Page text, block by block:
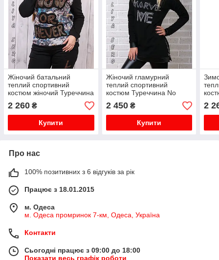
Жіночий батальний
теплий спортивний
костюм жіночий Туреччина
сірий No 8851
2 260 ₴
Купити
Жіночий гламурний
теплий спортивний
костюм Туреччина No
8849 чорний
2 450₴
Купити
No
2
Про нас
100% позитивних з 6 відгуків за рік
Працює з 18.01.2015
м. Одеса
м. Одеса промринок 7-км, Одеса, Україна
Контакти
Сьогодні працює з 09:00 до 18:00
Показати весь графік роботи